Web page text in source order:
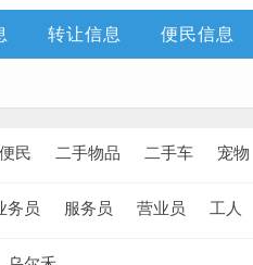
转让信息 便民信息
便民 二手物品 二手车 宠物
务员 服务员 营业员 工人